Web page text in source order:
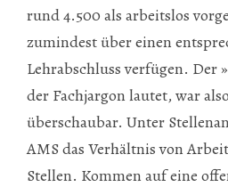
rund 4.500 als arbeitslos
zumindest über einen
Lehrabschluss verfügen. Der
der Fachjargon lautet, war
überschaubar. Unter
AMS das Verhältnis von
Stellen. Kommen auf eine